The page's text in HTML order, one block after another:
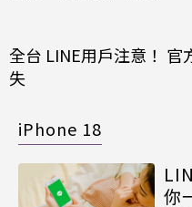
全台 LINE用戶注意！
失
iPhone 18
你